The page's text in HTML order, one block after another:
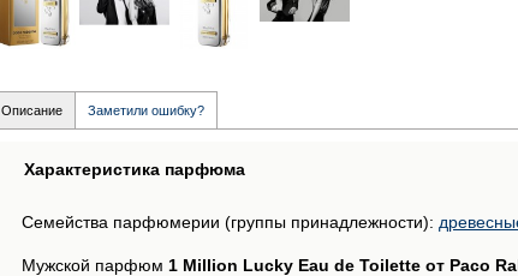
Описание Заметили ошибку?
Характеристика парфюма
Семейства парфюмерии (группы принадлежности):
Мужской парфюм 1 Million Lucky Eau de Toilette от Paco